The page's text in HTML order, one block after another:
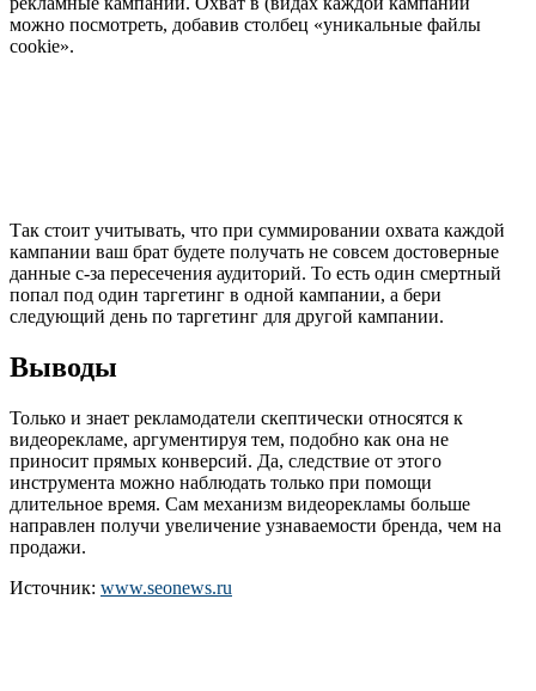
можно посмотреть, добавив столбец «уникальные файлы
cookie».
Так стоит учитывать, что при суммировании охвата каждой
кампании ваш брат будете получать не совсем достоверные
данные с-за пересечения аудиторий. То есть один смертный
попал под один таргетинг в одной кампании, а бери
следующий день по таргетинг для другой кампании.
Выводы
Только и знает рекламодатели скептически относятся к
видеорекламе, аргументируя тем, подобно как она не
приносит прямых конверсий. Да, следствие от этого
инструмента можно наблюдать только при помощи
длительное время. Сам механизм видеорекламы больше
направлен получи увеличение узнаваемости бренда, чем на
продажи.
Источник: www.seonews.ru